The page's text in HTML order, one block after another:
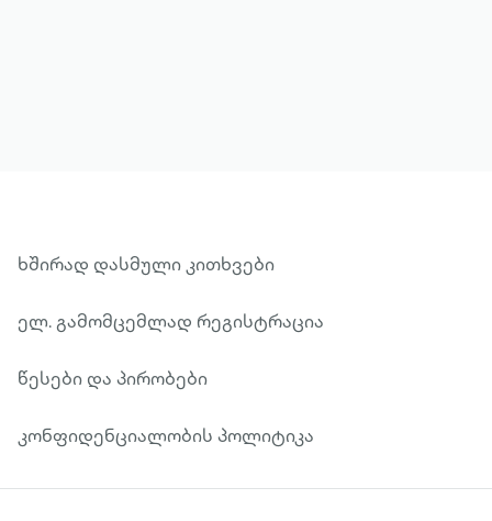
ხშირად დასმული კითხვები
ელ. გამომცემლად რეგისტრაცია
წესები და პირობები
კონფიდენციალობის პოლიტიკა